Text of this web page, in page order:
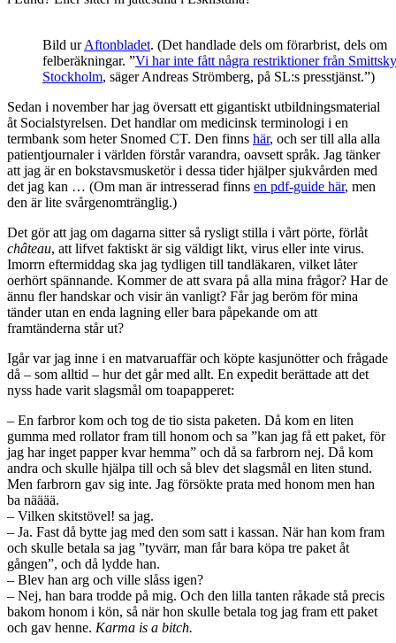
Bild urAftonbladet. (Det handlade dels om förarbrist, dels om
felberäkningar. ”Vi har inte fått några restriktioner från
Stockholm, säger Andreas Strömberg, på SL:s presstjänst.”)
Sedan i november har jag översatt ett gigantiskt utbildningsmaterial
åt Socialstyrelsen. Det handlar om medicinsk terminologi i en
termbank som heter Snomed CT. Den finns här, och ser till alla alla
patientjournaler i världen förstår varandra, oavsett språk. Jag tänker
att jag är en bokstavsmusketör i dessa tider hjälper sjukvården med
det jag kan … (Om man är intresserad finns en pdf-guide här, men
den är lite svårgenomtränglig.)
Det gör att jag om dagarna sitter så rysligt stilla i vårt pörte, förlåt
château, att lifvet faktiskt är sig väldigt likt, virus eller inte virus.
Imorrn eftermiddag ska jag tydligen till tandläkaren, vilket låter
oerhört spännande. Kommer de att svara på alla mina frågor? Har de
ännu fler handskar och visir än vanligt? Får jag beröm för mina
tänder utan en enda lagning eller bara påpekande om att
framtänderna står ut?
Igår var jag inne i en matvaruaffär och köpte kasjunötter och frågade
då – som alltid – hur det går med allt. En expedit berättade att det
nyss hade varit slagsmål om toapapperet:
– En farbror kom och tog de tio sista paketen. Då kom en liten
gumma med rollator fram till honom och sa ”kan jag få ett paket, för
jag har inget papper kvar hemma” och då sa farbrorn nej. Då kom
andra och skulle hjälpa till och så blev det slagsmål en liten stund.
Men farbrorn gav sig inte. Jag försökte prata med honom men han
ba nääää.
– Vilken skitstövel! sa jag.
– Ja. Fast då bytte jag med den som satt i kassan. När han kom fram
och skulle betala sa jag ”tyvärr, man får bara köpa tre paket åt
gången”, och då lydde han.
– Blev han arg och ville slåss igen?
– Nej, han bara trodde på mig. Och den lilla tanten råkade stå precis
bakom honom i kön, så när hon skulle betala tog jag fram ett paket
och gav henne. Karma is a bitch.